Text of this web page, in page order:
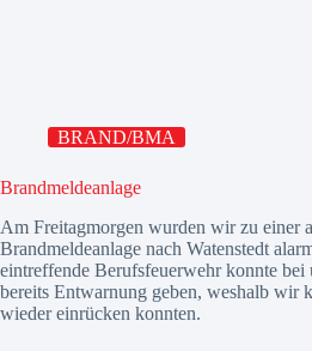
BRAND/BMA
Brandmeldeanlage
Am Freitagmorgen wurden wir zu einer
Brandmeldeanlage nach Watenstedt
eintreffende Berufsfeuerwehr konnte bei
bereits Entwarnung geben, weshalb wir
wieder einrücken konnten.